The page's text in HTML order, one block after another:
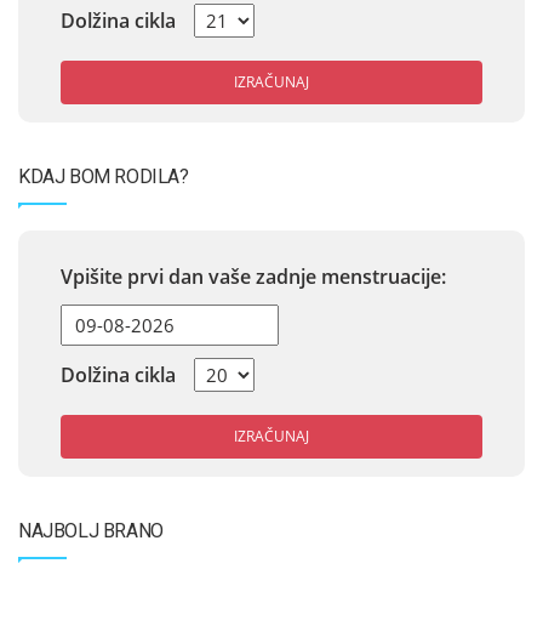
Dolžina cikla
IZRAČUNAJ
KDAJ BOM RODILA?
Vpišite prvi dan vaše zadnje menstruacije:
Dolžina cikla
IZRAČUNAJ
NAJBOLJ BRANO